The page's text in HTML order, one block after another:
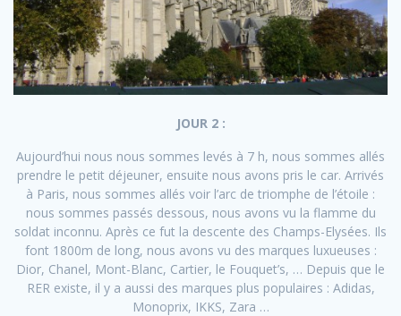
JOUR 2 :
Aujourd’hui nous nous sommes levés à 7 h, nous sommes allés
prendre le petit déjeuner, ensuite nous avons pris le car. Arrivés
à Paris, nous sommes allés voir l’arc de triomphe de l’étoile :
nous sommes passés dessous, nous avons vu la flamme du
soldat inconnu. Après ce fut la descente des Champs-Elysées. Ils
font 1800m de long, nous avons vu des marques luxueuses :
Dior, Chanel, Mont-Blanc, Cartier, le Fouquet’s, … Depuis que le
RER existe, il y a aussi des marques plus populaires : Adidas,
Monoprix, IKKS, Zara …